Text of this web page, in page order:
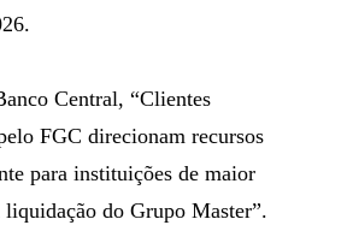
Central, “Clientes
FGC direcionam recursos
para instituições de maior
liquidação do Grupo Master”.